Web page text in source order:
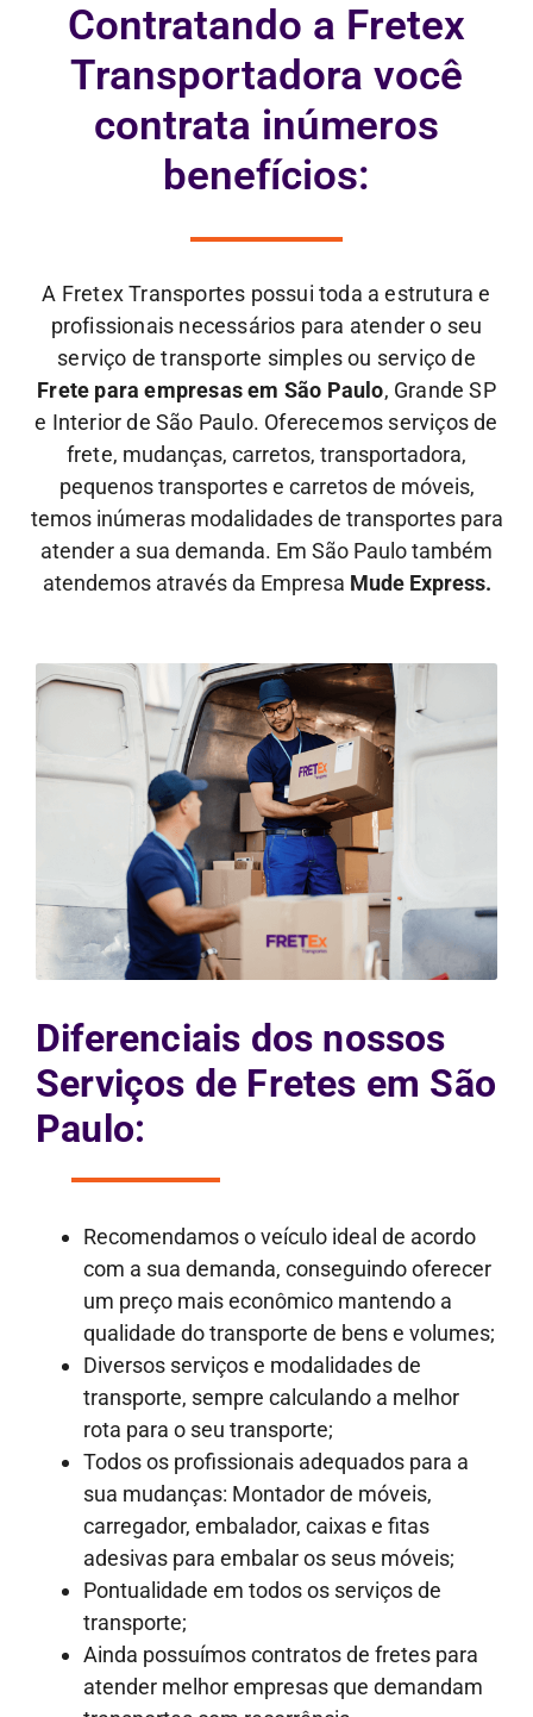
Contratando a Fretex
Transportadora você
contrata inúmeros
benefícios:
A Fretex Transportes possui toda a estrutura e
profissionais necessários para atender o seu
serviço de transporte simples ou serviço de
Frete para empresas em São Paulo, Grande SP
e Interior de São Paulo. Oferecemos serviços de
frete, mudanças, carretos, transportadora,
pequenos transportes e carretos de móveis,
temos inúmeras modalidades de transportes para
atender a sua demanda. Em São Paulo também
atendemos através da Empresa Mude Express.
Diferenciais dos nossos
Serviços de Fretes em São
Paulo:
Recomendamos o veículo ideal de acordo
com a sua demanda, conseguindo oferecer
um preço mais econômico mantendo a
qualidade do transporte de bens e volumes;
Diversos serviços e modalidades de
transporte, sempre calculando a melhor
rota para o seu transporte;
Todos os profissionais adequados para a
sua mudanças: Montador de móveis,
carregador, embalador, caixas e fitas
adesivas para embalar os seus móveis;
Pontualidade em todos os serviços de
transporte;
Ainda possuímos contratos de fretes para
atender melhor empresas que demandam